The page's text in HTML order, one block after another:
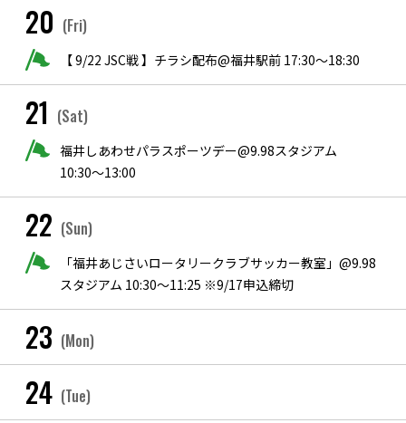
20 (Fri)
【 9/22 JSC戦 】チラシ配布@福井駅前 17:30〜18:30
21 (Sat)
福井しあわせパラスポーツデー@9.98スタジアム
10:30〜13:00
22 (Sun)
「福井あじさいロータリークラブサッカー教室」@9.98
スタジアム 10:30〜11:25 ※9/17申込締切
23 (Mon)
24 (Tue)